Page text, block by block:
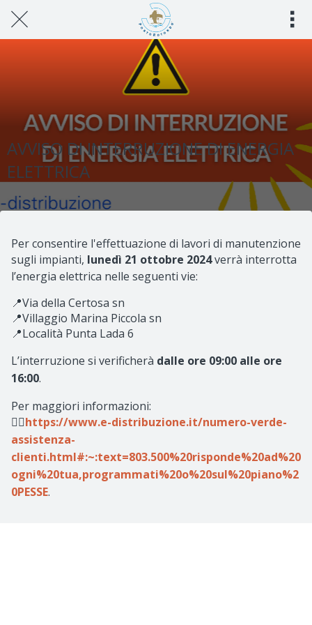
Scritto il 18/10/2024\nConsorzio Di Porto Rotondo\n
AVVISO DI INTERRUZIONE DI ENERGIA
ELETTRICA
Per consentire l'effettuazione di lavori di manutenzione
sugli impianti, lunedì 21 ottobre 2024verrà interrotta
l’energia elettrica nelle seguenti vie:
📍Via della Certosa sn
📍Villaggio Marina Piccola sn
📍Località Punta Lada 6
L’interruzione si verificherà dalle ore 09:00 alle ore
16:00.
Per maggiori informazioni:
👉🏻https://www.e-distribuzione.it/numero-verde-
assistenza-
clienti.html#:~:text=803.500%20risponde%20ad%20
ogni%20tua,programmati%20o%20sul%20piano%2
0PESSE.